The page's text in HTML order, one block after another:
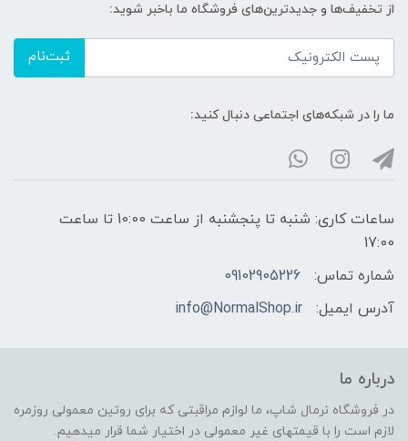
از تخفیف‌ها و جدیدترین‌های فروشگاه ما باخبر شوید:
ثبت‌نام
ما را در شبکه‌های اجتماعی دنبال کنید:
ساعات کاری: شنبه تا پنجشنبه از ساعت 10:00 تا ساعت
17:00
شماره تماس:
09102905226
آدرس ایمیل:
info@NormalShop.ir
درباره ما
در فروشگاه‌ نرمال شاپ، ما لوازم مراقبتی که برای روتین معمولی روزمره
لازم است را با قیمتهای غیر معمولی در اختیار شما قرار میدهیم.